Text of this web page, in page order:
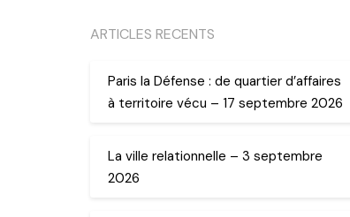
ARTICLES RECENTS
Paris la Défense : de quartier d’affaires
à territoire vécu – 17 septembre 2026
La ville relationnelle – 3 septembre
2026